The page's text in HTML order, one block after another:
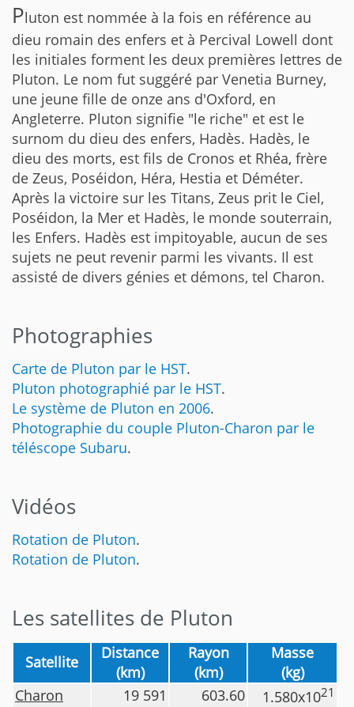
Pluton est nommée à la fois en référence au
dieu romain des enfers et à Percival Lowell dont
les initiales forment les deux premières lettres de
Pluton. Le nom fut suggéré par Venetia Burney,
une jeune fille de onze ans d'Oxford, en
Angleterre. Pluton signifie "le riche" et est le
surnom du dieu des enfers, Hadès. Hadès, le
dieu des morts, est fils de Cronos et Rhéa, frère
de Zeus, Poséidon, Héra, Hestia et Déméter.
Après la victoire sur les Titans, Zeus prit le Ciel,
Poséidon, la Mer et Hadès, le monde souterrain,
les Enfers. Hadès est impitoyable, aucun de ses
sujets ne peut revenir parmi les vivants. Il est
assisté de divers génies et démons, tel Charon.
Photographies
Carte de Pluton par le HST.
Pluton photographié par le HST.
Le système de Pluton en 2006.
Photographie du couple Pluton-Charon par le
téléscope Subaru.
Vidéos
Rotation de Pluton.
Rotation de Pluton.
Les satellites de Pluton
Satellite
Distance
(km)
Rayon
(km)
Masse
(kg)
Charon
19 591 603.60 1.580x1021